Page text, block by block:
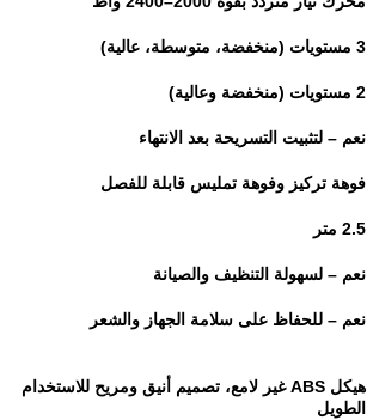
3 مستويات (منخفضة، متوسطة، عالية)
2 مستويات (منخفضة وعالية)
نعم – لتثبيت التسريحة بعد الانتهاء
فوهة تركيز وفوهة تمليس قابلة للفصل
2.5 متر
نعم – لسهولة التنظيف والصيانة
نعم – للحفاظ على سلامة الجهاز والشعر
هيكل
غير لامع، تصميم أنيق ومريح للاستخدام
الطويل